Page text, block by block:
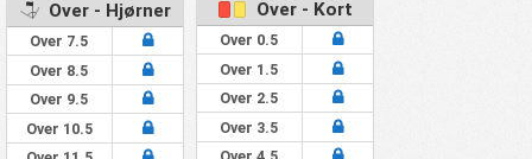
Over - Hjørner
Over 7.5
Over 8.5
Over 9.5
Over 10.5
Over - Kort
Over 0.5
Over 1.5
Over 2.5
Over 3.5